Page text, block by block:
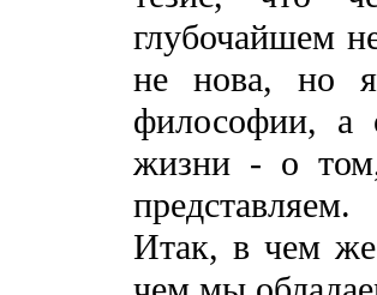
глубочайшем
не нова, но
философии, а
жизни - о
представляем.
Итак, в чем